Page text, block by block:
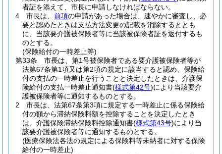
者証を添えて、市長に申請しなければならない。
4
市長は、 前項の申請があった場合は、速やかに審査し、必
要と認めたときは支払方法変更の記載を消除するととも
に、当該要介護被保険者等に当該被保険者証を返付するも
のとする。
(保険給付の一時差止等)
第33条
市長は、第1号被保険者である要介護被保険者等が
法第67条第1項又は第2項の規定に該当すると認め、保険給
付の支払の一時差止を行うことと決定したときは、介護保
険給付の支払一時差止通知書(様式第42号)により当該要介
護被保険者等に通知するものとする。
2
市長は、法第67条第3項に規定する一時差止に係る保険給
付の額から滞納保険料額を控除することを決定したとき
は、介護保険滞納保険料控除通知書(様式第43号)により当
該要介護被保険者等に通知するものとする。
(医療保険法各法の規定による保険料等未納者に対する保険
給付の一時差止)